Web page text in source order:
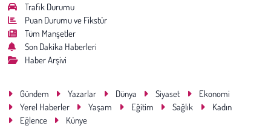
Trafik Durumu
Puan Durumu ve Fikstür
Tüm Manşetler
Son Dakika Haberleri
Haber Arşivi
Gündem Yazarlar Dünya Siyaset
Ekonomi
Yerel Haberler
Yaşam Eğitim Sağlık
Kadın
Eğlence
Künye